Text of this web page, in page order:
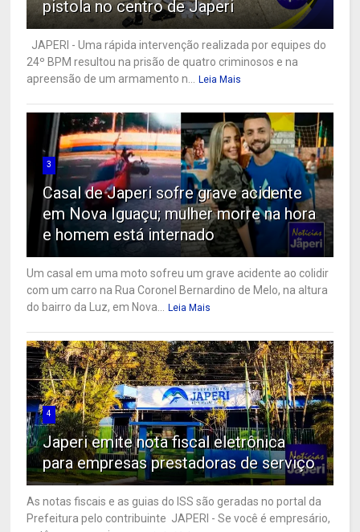
pistola no centro de Japeri
JAPERI - Uma rápida intervenção realizada por equipes do
24º BPM resultou na prisão de quatro criminosos e na
apreensão de um armamento n...
Leia Mais
3
Casal de Japeri sofre grave acidente
em Nova Iguaçu; mulher morre na hora
e homem está internado
Um casal em uma moto sofreu um grave acidente ao colidir
com um carro na Rua Coronel Bernardino de Melo, na altura
do bairro da Luz, em Nova...
Leia Mais
4
Japeri emite nota fiscal eletrônica
para empresas prestadoras de serviço
As notas fiscais e as guias do ISS são geradas no portal da
Prefeitura pelo contribuinte JAPERI - Se você é empresário,